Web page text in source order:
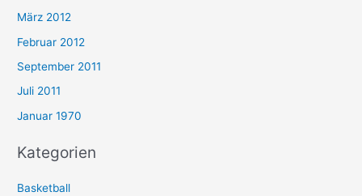
März 2012
Februar 2012
September 2011
Juli 2011
Januar 1970
Kategorien
Basketball